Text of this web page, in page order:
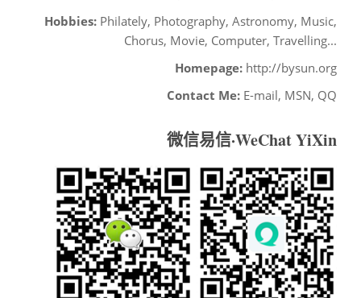
Hobbies: Philately, Photography, Astronomy, Music,
Chorus, Movie, Computer, Travelling...
Homepage: http://bysun.org
Contact Me: E-mail, MSN, QQ
微信易信·WeChat YiXin